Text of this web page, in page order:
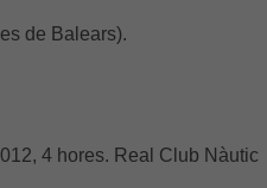
de Balears).
4 hores. Real Club Nàutic